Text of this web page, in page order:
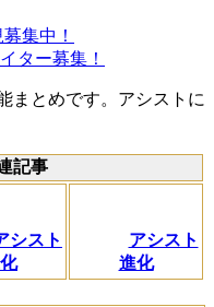
集中！
ター募集！
まとめです。アシストに
記事
シスト
アシスト
進化